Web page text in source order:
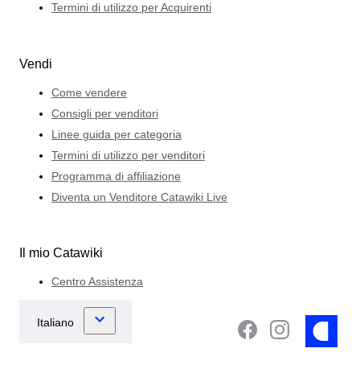
Termini di utilizzo per Acquirenti
Vendi
Come vendere
Consigli per venditori
Linee guida per categoria
Termini di utilizzo per venditori
Programma di affiliazione
Diventa un Venditore Catawiki Live
Il mio Catawiki
Centro Assistenza